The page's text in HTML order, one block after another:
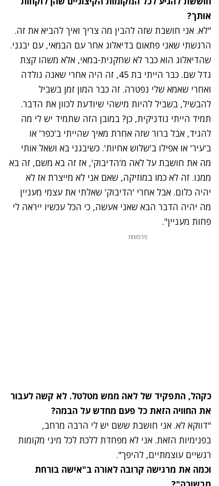
אותך?
"לא. אני חושבת שזה להבין מה צריך ואיך להביא את זה.
הרגשתי שאני פתאום בדיאלוג אחר עם הבמאי, עם יבגני.
שהדיאלוג הוא כבר לא שחקנית-במאי, אלא משהו קצת
גדל שם. כבר הייתי בת 45, זה היה אחרי שאנה נולדה
ואחרי שאמא שלי נפטרה. זה כבר המון זמן בשביל
להבשיל, בשביל להיות מישהי שיודעת לכוון את הדבר.
תמיד הייתי נודניקית, כן? במובן הזה שתמיד יש לי מה
להגיד, אבל ברור שזה אחרת מאיך שהייתי ב'כפר' או
ב'עיר' או אפילו ב'שלוש אחיות'. כשיבגני בא ושאל אותי
מה את חושבת על לאה מ'הדיבוק', אז זה בא משם, זה בא
ממנו. זה לא כמו במוזיקה, שאם אני לא מייצרת אז לא
יהיה כלום. אבל אחרי 'הדיבוק' שאלתי את עצמי מעניין
מה יהיה הדבר הבא שאני אעשה, כי הכל עכשיו ייראה לי
פחות מעניין".
פרסומת
כקהל, התפקיד של לאה ממש מטלטל. לא קשה לעבור
את החוויה הזאת כל פעם מחדש על הבמה?
"דווקא לא. אני חושבת ששם יש לי הרבה מרחב,
בפנימיות הזאת. אני לא מפחדת ללכת לכל מיני מקומות
רגשיים עוצמתיים, להיפך".
וכמה את מרגישה קרובה לאורה ב"אישה בורחת